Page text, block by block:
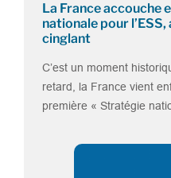
La France accouche
nationale pour
cinglant
C’est un moment
retard, la France vient
première « Stratégie